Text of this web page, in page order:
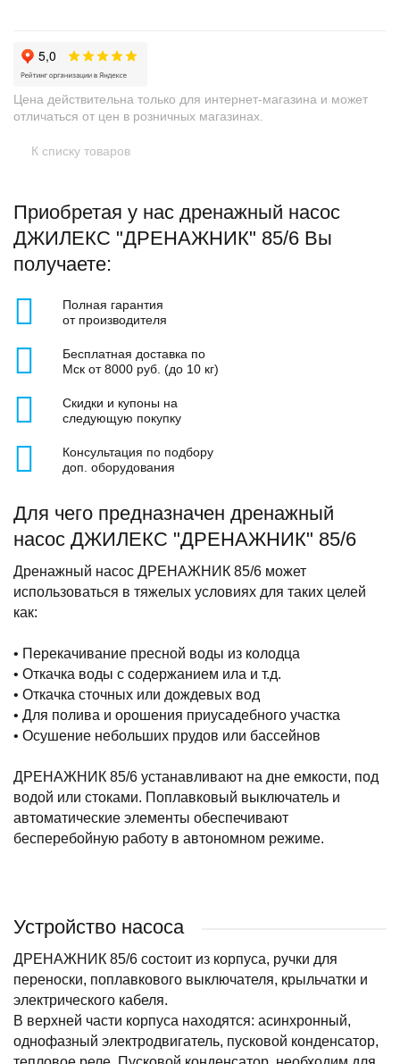
Цена действительна только для интернет-магазина и может
отличаться от цен в розничных магазинах.
К списку товаров
Приобретая у нас дренажный насос
ДЖИЛЕКС "ДРЕНАЖНИК" 85/6 Вы
получаете:
Полная гарантия
от производителя
Бесплатная доставка по
Мск от 8000 руб. (до 10 кг)
Скидки и купоны на
следующую покупку
Консультация по подбору
доп. оборудования
Для чего предназначен дренажный
насос ДЖИЛЕКС "ДРЕНАЖНИК" 85/6
Дренажный насос ДРЕНАЖНИК 85/6 может
использоваться в тяжелых условиях для таких целей
как:
• Перекачивание пресной воды из колодца
• Откачка воды с содержанием ила и т.д.
• Откачка сточных или дождевых вод
• Для полива и орошения приусадебного участка
• Осушение небольших прудов или бассейнов
ДРЕНАЖНИК 85/6 устанавливают на дне емкости, под
водой или стоками. Поплавковый выключатель и
автоматические элементы обеспечивают
бесперебойную работу в автономном режиме.
Устройство насоса
ДРЕНАЖНИК 85/6 состоит из корпуса, ручки для
переноски, поплавкового выключателя, крыльчатки и
электрического кабеля.
В верхней части корпуса находятся: асинхронный,
однофазный электродвигатель, пусковой конденсатор,